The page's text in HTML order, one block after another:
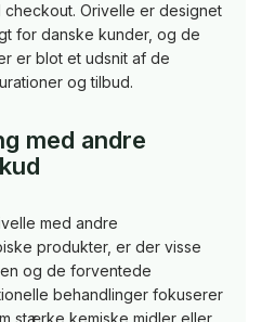
Orivelle er designet
for danske kunder, og de
er blot et udsnit af de
og tilbud.
med andre
med andre
produkter, er der visse
og de forventede
behandlinger fokuserer